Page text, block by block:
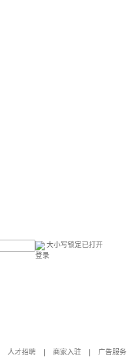
大小写锁定已打开
登录
人才招聘 商家入驻 广告服务